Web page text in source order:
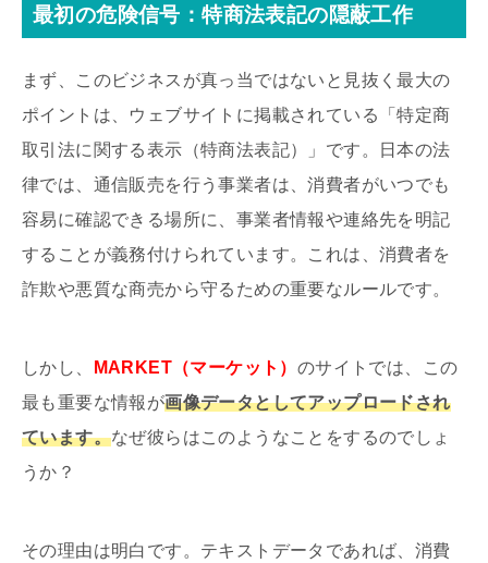
最初の危険信号：特商法表記の隠蔽工作
まず、このビジネスが真っ当ではないと見抜く最大の
ポイントは、ウェブサイトに掲載されている「特定商
取引法に関する表示（特商法表記）」です。日本の法
律では、通信販売を行う事業者は、消費者がいつでも
容易に確認できる場所に、事業者情報や連絡先を明記
することが義務付けられています。これは、消費者を
詐欺や悪質な商売から守るための重要なルールです。
しかし、 MARKET（マーケット） のサイトでは、この
最も重要な情報が画像データとしてアップロードされ
ています。なぜ彼らはこのようなことをするのでしょ
うか？
その理由は明白です。テキストデータであれば、消費